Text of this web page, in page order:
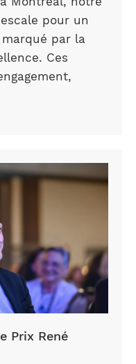
pour un
par la
Ces
Prix René